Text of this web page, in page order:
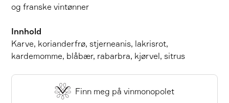
og franske vintønner
Innhold
Karve, korianderfrø, stjerneanis, lakrisrot,
kardemomme, blåbær, rabarbra, kjørvel, sitrus
Finn meg på vinmonopolet